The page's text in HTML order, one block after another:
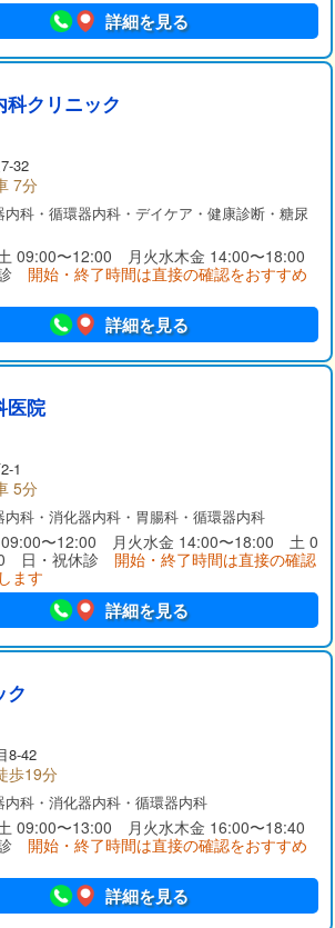
詳細を見る
クリニック
32
7分
内科・循環器内科・デイケア・健康診断・糖尿
09:00〜12:00 月火水木金 14:00〜18:00
開始・終了時間は直接の確認をおすすめ
詳細を見る
医院
1
5分
内科・消化器内科・胃腸科・循環器内科
09:00〜12:00 月火水金 14:00〜18:00 土 0
日・祝休診 開始・終了時間は直接の確認
ます
詳細を見る
ク
8-42
歩19分
内科・消化器内科・循環器内科
09:00〜13:00 月火水木金 16:00〜18:40
開始・終了時間は直接の確認をおすすめ
詳細を見る